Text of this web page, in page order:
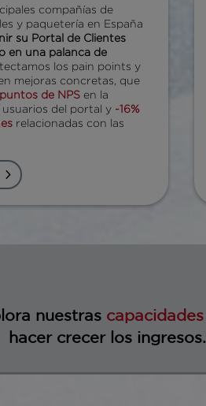
compañías de
y paquetería en España
su Portal de Clientes
en una palanca de
los pain points y
mejoras concretas, que
puntos de NPS en la
del portal y -16%
relacionadas con las
nuestras capacidades
hacer crecer los ingresos.